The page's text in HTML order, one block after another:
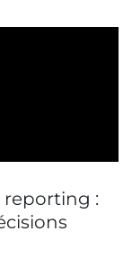
reporting :